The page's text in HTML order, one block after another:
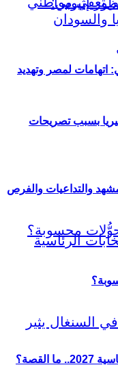
بسبب تصريحات
اتهامات لمصر وتهديد
والتداعيات والفرص